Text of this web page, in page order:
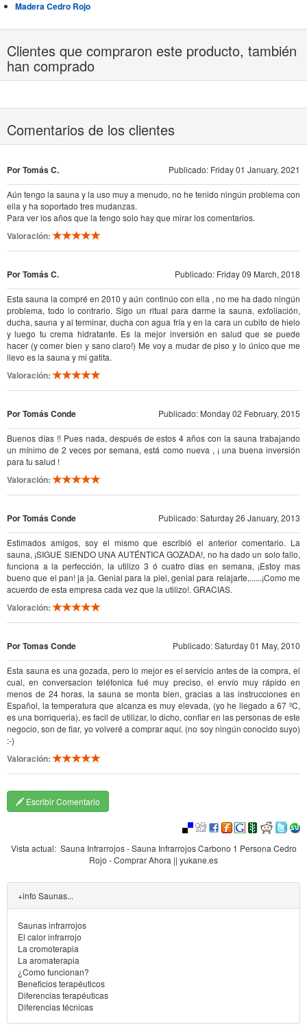
Madera Cedro Rojo
Clientes que compraron este producto, también
han comprado
Comentarios de los clientes
Por Tomás C. Publicado: Friday 01 January, 2021
Aún tengo la sauna y la uso muy a menudo, no he tenido ningún problema con
ella y ha soportado tres mudanzas.
Para ver los años que la tengo solo hay que mirar los comentarios.
Valoración:
Por Tomás C. Publicado: Friday 09 March, 2018
Esta sauna la compré en 2010 y aún continúo con ella , no me ha dado ningún
problema, todo lo contrario. Sigo un ritual para darme la sauna, exfoliación,
ducha, sauna y al terminar, ducha con agua fría y en la cara un cubito de hielo
y luego tu crema hidratante. Es la mejor inversión en salud que se puede
hacer (y comer bien y sano claro!) Me voy a mudar de piso y lo único que me
llevo es la sauna y mi gatita.
Valoración:
Por Tomás Conde Publicado: Monday 02 February, 2015
Buenos días !! Pues nada, después de estos 4 años con la sauna trabajando
un mínimo de 2 veces por semana, está como nueva , ¡ una buena inversión
para tu salud !
Valoración:
Por Tomás Conde Publicado: Saturday 26 January, 2013
Estimados amigos, soy el mismo que escribió el anterior comentario. La
sauna, ¡SIGUE SIENDO UNA AUTÉNTICA GOZADA!, no ha dado un solo fallo,
funciona a la perfección, la utilizo 3 ó cuatro días en semana, ¡Estoy mas
bueno que el pan! ja ja. Genial para la piel, genial para relajarte,......¡Como me
acuerdo de esta empresa cada vez que la utilizo!. GRACIAS.
Valoración:
Por Tomas Conde Publicado: Saturday 01 May, 2010
Esta sauna es una gozada, pero lo mejor es el servicio antes de la compra, el
cual, en conversacion teléfonica fué muy preciso, el envío muy rápido en
menos de 24 horas, la sauna se monta bien, gracias a las instrucciones en
Español, la temperatura que alcanza es muy elevada, (yo he llegado a 67 ºC,
es una borriqueria), es facil de utilizar, lo dicho, confiar en las personas de este
negocio, son de fiar, yo volveré a comprar aquí. (no soy ningún conocido suyo)
:-)
Valoración:
Escribir Comentario
Vista actual: Sauna Infrarrojos - Sauna Infrarrojos Carbono 1 Persona Cedro
Rojo - Comprar Ahora || yukane.es
+info Saunas...
Saunas infrarrojos
El calor infrarrojo
La cromoterapia
La aromaterapia
¿Como funcionan?
Beneficios terapéuticos
Diferencias terapéuticas
Diferencias técnicas